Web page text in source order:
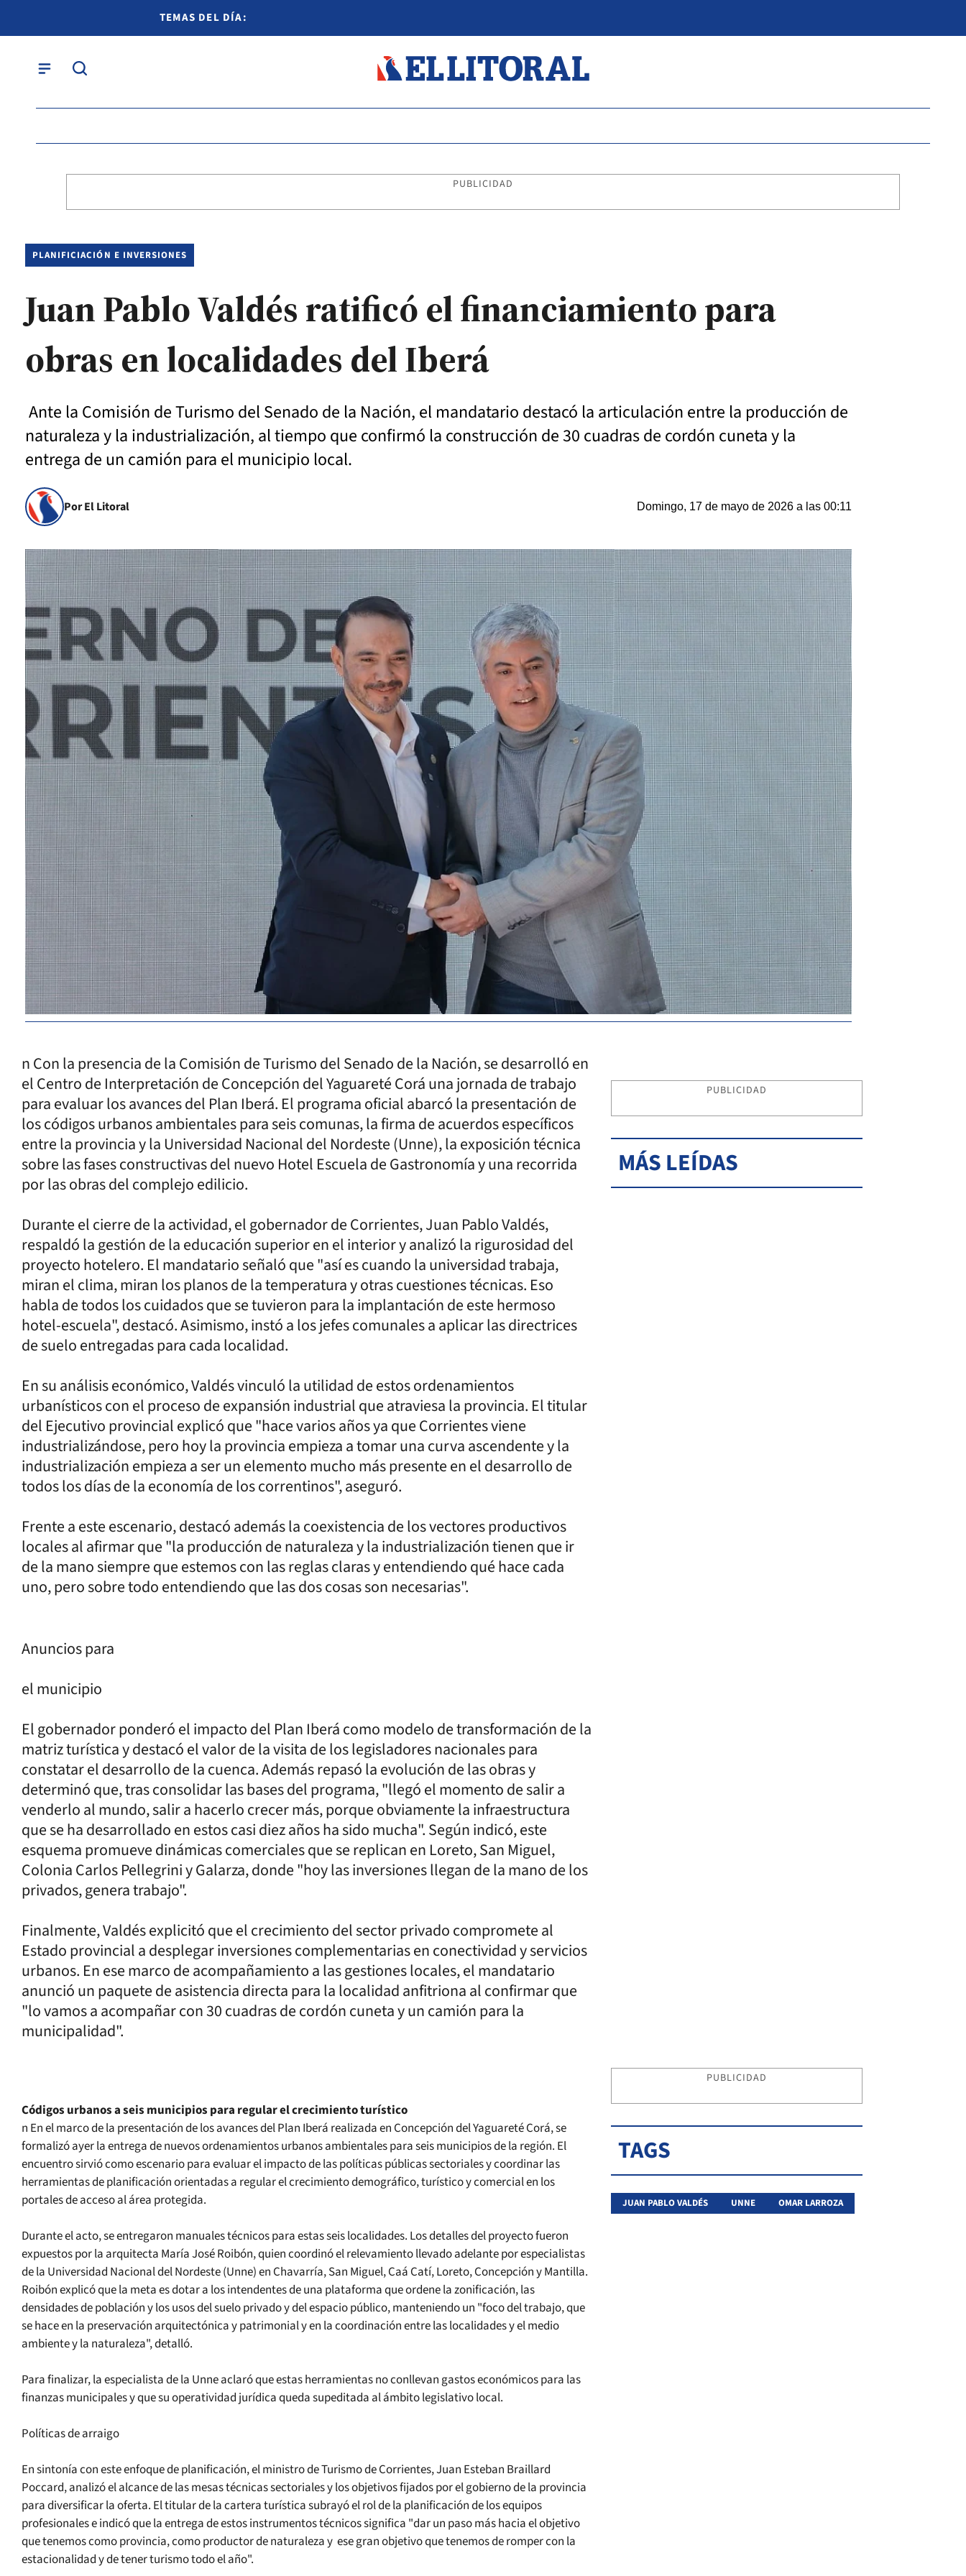
TEMAS DEL DÍA:
PUBLICIDAD
PLANIFICIACIÓN E INVERSIONES
Juan Pablo Valdés ratificó el financiamiento para
obras en localidades del Iberá
Ante la Comisión de Turismo del Senado de la Nación, el mandatario destacó la articulación entre la producción de
naturaleza y la industrialización, al tiempo que confirmó la construcción de 30 cuadras de cordón cuneta y la
entrega de un camión para el municipio local.
Por El Litoral Domingo, 17 de mayo de 2026 a las 00:11
n Con la presencia de la Comisión de Turismo del Senado de la Nación, se desarrolló en
el Centro de Interpretación de Concepción del Yaguareté Corá una jornada de trabajo
para evaluar los avances del Plan Iberá. El programa oficial abarcó la presentación de
los códigos urbanos ambientales para seis comunas, la firma de acuerdos específicos
entre la provincia y la Universidad Nacional del Nordeste (Unne), la exposición técnica
sobre las fases constructivas del nuevo Hotel Escuela de Gastronomía y una recorrida
por las obras del complejo edilicio.
Durante el cierre de la actividad, el gobernador de Corrientes, Juan Pablo Valdés,
respaldó la gestión de la educación superior en el interior y analizó la rigurosidad del
proyecto hotelero. El mandatario señaló que "así es cuando la universidad trabaja,
miran el clima, miran los planos de la temperatura y otras cuestiones técnicas. Eso
habla de todos los cuidados que se tuvieron para la implantación de este hermoso
hotel-escuela", destacó. Asimismo, instó a los jefes comunales a aplicar las directrices
de suelo entregadas para cada localidad.
En su análisis económico, Valdés vinculó la utilidad de estos ordenamientos
urbanísticos con el proceso de expansión industrial que atraviesa la provincia. El titular
del Ejecutivo provincial explicó que "hace varios años ya que Corrientes viene
industrializándose, pero hoy la provincia empieza a tomar una curva ascendente y la
industrialización empieza a ser un elemento mucho más presente en el desarrollo de
todos los días de la economía de los correntinos", aseguró.
Frente a este escenario, destacó además la coexistencia de los vectores productivos
locales al afirmar que "la producción de naturaleza y la industrialización tienen que ir
de la mano siempre que estemos con las reglas claras y entendiendo qué hace cada
uno, pero sobre todo entendiendo que las dos cosas son necesarias".
Anuncios para
el municipio
El gobernador ponderó el impacto del Plan Iberá como modelo de transformación de la
matriz turística y destacó el valor de la visita de los legisladores nacionales para
constatar el desarrollo de la cuenca. Además repasó la evolución de las obras y
determinó que, tras consolidar las bases del programa, "llegó el momento de salir a
venderlo al mundo, salir a hacerlo crecer más, porque obviamente la infraestructura
que se ha desarrollado en estos casi diez años ha sido mucha". Según indicó, este
esquema promueve dinámicas comerciales que se replican en Loreto, San Miguel,
Colonia Carlos Pellegrini y Galarza, donde "hoy las inversiones llegan de la mano de los
privados, genera trabajo".
Finalmente, Valdés explicitó que el crecimiento del sector privado compromete al
Estado provincial a desplegar inversiones complementarias en conectividad y servicios
urbanos. En ese marco de acompañamiento a las gestiones locales, el mandatario
anunció un paquete de asistencia directa para la localidad anfitriona al confirmar que
"lo vamos a acompañar con 30 cuadras de cordón cuneta y un camión para la
municipalidad".
Códigos urbanos a seis municipios para regular el crecimiento turístico
n En el marco de la presentación de los avances del Plan Iberá realizada en Concepción del Yaguareté Corá, se
formalizó ayer la entrega de nuevos ordenamientos urbanos ambientales para seis municipios de la región. El
encuentro sirvió como escenario para evaluar el impacto de las políticas públicas sectoriales y coordinar las
herramientas de planificación orientadas a regular el crecimiento demográfico, turístico y comercial en los
portales de acceso al área protegida.
Durante el acto, se entregaron manuales técnicos para estas seis localidades. Los detalles del proyecto fueron
expuestos por la arquitecta María José Roibón, quien coordinó el relevamiento llevado adelante por especialistas
de la Universidad Nacional del Nordeste (Unne) en Chavarría, San Miguel, Caá Catí, Loreto, Concepción y Mantilla.
Roibón explicó que la meta es dotar a los intendentes de una plataforma que ordene la zonificación, las
densidades de población y los usos del suelo privado y del espacio público, manteniendo un "foco del trabajo, que
se hace en la preservación arquitectónica y patrimonial y en la coordinación entre las localidades y el medio
ambiente y la naturaleza", detalló.
Para finalizar, la especialista de la Unne aclaró que estas herramientas no conllevan gastos económicos para las
finanzas municipales y que su operatividad jurídica queda supeditada al ámbito legislativo local.
Políticas de arraigo
En sintonía con este enfoque de planificación, el ministro de Turismo de Corrientes, Juan Esteban Braillard
Poccard, analizó el alcance de las mesas técnicas sectoriales y los objetivos fijados por el gobierno de la provincia
para diversificar la oferta. El titular de la cartera turística subrayó el rol de la planificación de los equipos
profesionales e indicó que la entrega de estos instrumentos técnicos significa "dar un paso más hacia el objetivo
que tenemos como provincia, como productor de naturaleza y ese gran objetivo que tenemos de romper con la
estacionalidad y de tener turismo todo el año".
PUBLICIDAD
MÁS LEÍDAS
PUBLICIDAD
TAGS
JUAN PABLO VALDÉS UNNE OMAR LARROZA